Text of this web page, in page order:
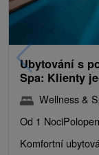
Ubytování s
Spa: Klienty
Wellness &
Od 1 Noci
Komfortní